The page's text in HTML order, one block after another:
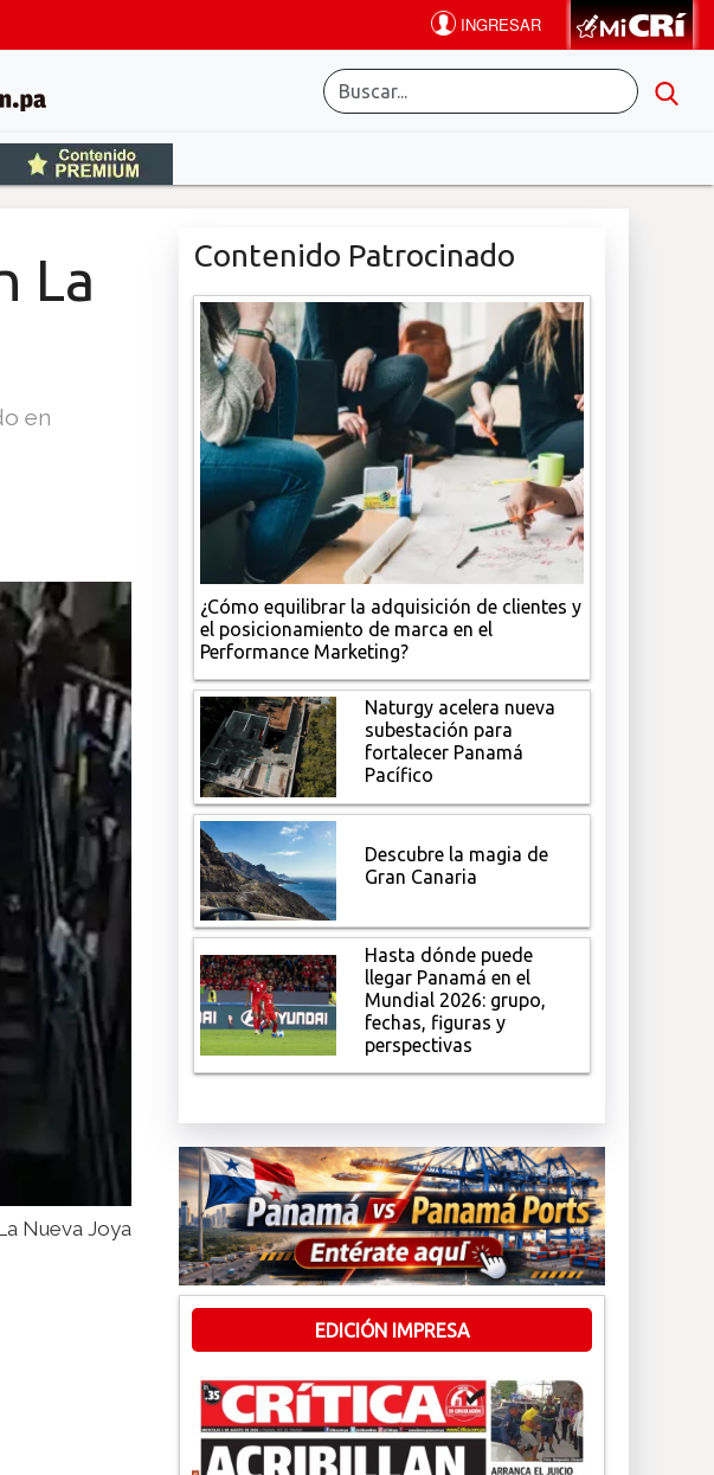
La
en
Nueva Joya
Contenido Patrocinado
¿Cómo equilibrar la adquisición de clientes y
el posicionamiento de marca en el
Performance Marketing?
Naturgy acelera nueva
subestación para
fortalecer Panamá
Pacífico
Descubre la magia de
Gran Canaria
Hasta dónde puede
llegar Panamá en el
Mundial 2026: grupo,
fechas, figuras y
perspectivas
EDICIÓN IMPRESA